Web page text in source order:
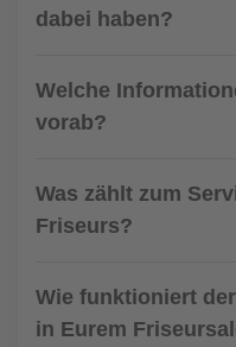
dabei haben?
Welche
vorab?
Was zählt zum
Friseurs?
Wie funktioniert
in Eurem